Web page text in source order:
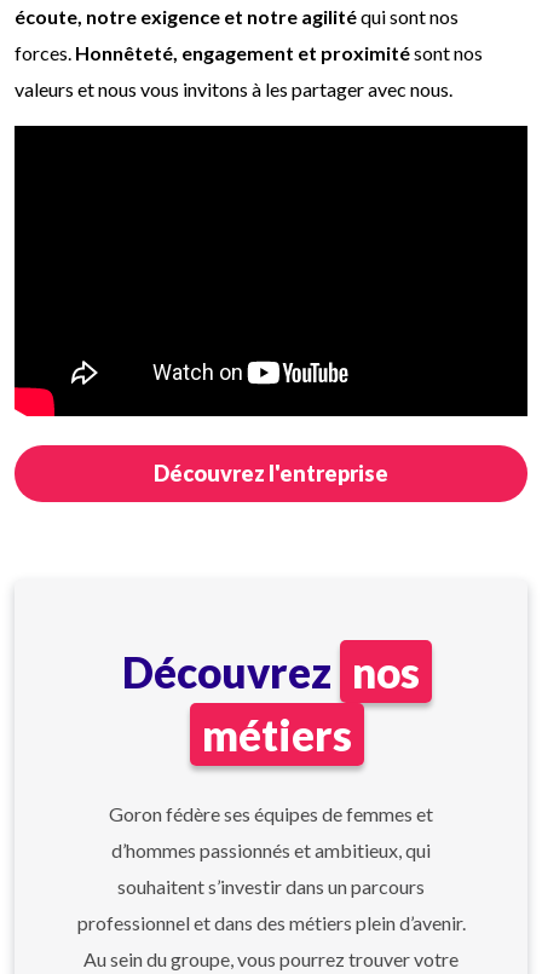
écoute, notre exigence et notre agilitéqui sont nos
forces. Honnêteté, engagement et proximitésont nos
valeurs et nous vous invitons à les partager avec nous.
Découvrez l'entreprise
Découvrez nos
métiers
Goron fédère ses équipes de femmes et
d’hommes passionnés et ambitieux, qui
souhaitent s’investir dans un parcours
professionnel et dans des métiers plein d’avenir.
Au sein du groupe, vous pourrez trouver votre